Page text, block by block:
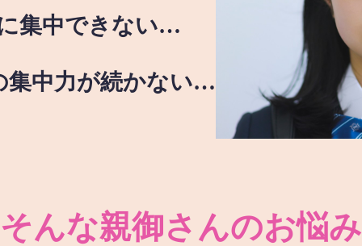
集中できない…
集中力が続かない…
そんな親御さんのお悩み